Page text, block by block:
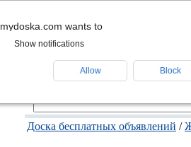
подать
Доска бесплатных объявлений /
mydoska.com wants to
Show notifications
Allow Block